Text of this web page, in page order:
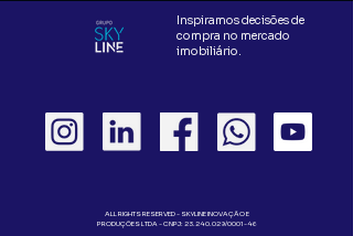
Inspiramos decisões de
compra no mercado
imobiliário.
ALL RIGHTS RESERVED - SKYLINE INOVAÇÃO E
PRODUÇÕES LTDA - CNPJ: 23.240.029/0001-46